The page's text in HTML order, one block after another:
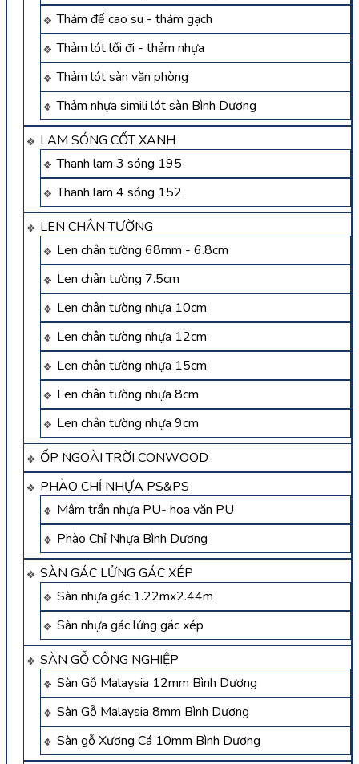
Thảm đế cao su - thảm gạch
Thảm lót lối đi - thảm nhựa
Thảm lót sàn văn phòng
Thảm nhựa simili lót sàn Bình Dương
LAM SÓNG CỐT XANH
Thanh lam 3 sóng 195
Thanh lam 4 sóng 152
LEN CHÂN TƯỜNG
Len chân tường 68mm - 6.8cm
Len chân tường 7.5cm
Len chân tường nhựa 10cm
Len chân tường nhựa 12cm
Len chân tường nhựa 15cm
Len chân tường nhựa 8cm
Len chân tường nhựa 9cm
ỐP NGOÀI TRỜI CONWOOD
PHÀO CHỈ NHỰA PS&PS
Mâm trần nhựa PU- hoa văn PU
Phào Chỉ Nhựa Bình Dương
SÀN GÁC LỬNG GÁC XÉP
Sàn nhựa gác 1.22mx2.44m
Sàn nhựa gác lửng gác xép
SÀN GỖ CÔNG NGHIỆP
Sàn Gỗ Malaysia 12mm Bình Dương
Sàn Gỗ Malaysia 8mm Bình Dương
Sàn gỗ Xương Cá 10mm Bình Dương